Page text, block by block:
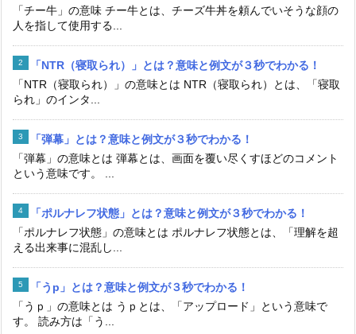
「チー牛」の意味 チー牛とは、チーズ牛丼を頼んでいそうな顔の
人を指して使用する...
「NTR（寝取られ）」とは？意味と例文が３秒でわかる！
「NTR（寝取られ）」の意味とは NTR（寝取られ）とは、「寝取
られ」のインタ...
「弾幕」とは？意味と例文が３秒でわかる！
「弾幕」の意味とは 弾幕とは、画面を覆い尽くすほどのコメント
という意味です。 ...
「ポルナレフ状態」とは？意味と例文が３秒でわかる！
「ポルナレフ状態」の意味とは ポルナレフ状態とは、「理解を超
える出来事に混乱し...
「うp」とは？意味と例文が３秒でわかる！
「うｐ」の意味とは うｐとは、「アップロード」という意味で
す。 読み方は「う...